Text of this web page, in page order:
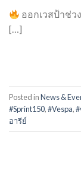
ออกเวสป้าช่ว
[…]
Posted inNews &
#Sprint150,#Vespa,
อารีย์